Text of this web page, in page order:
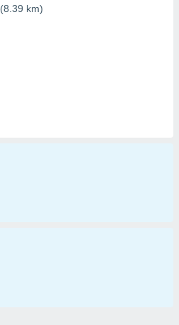
(8.39 km)